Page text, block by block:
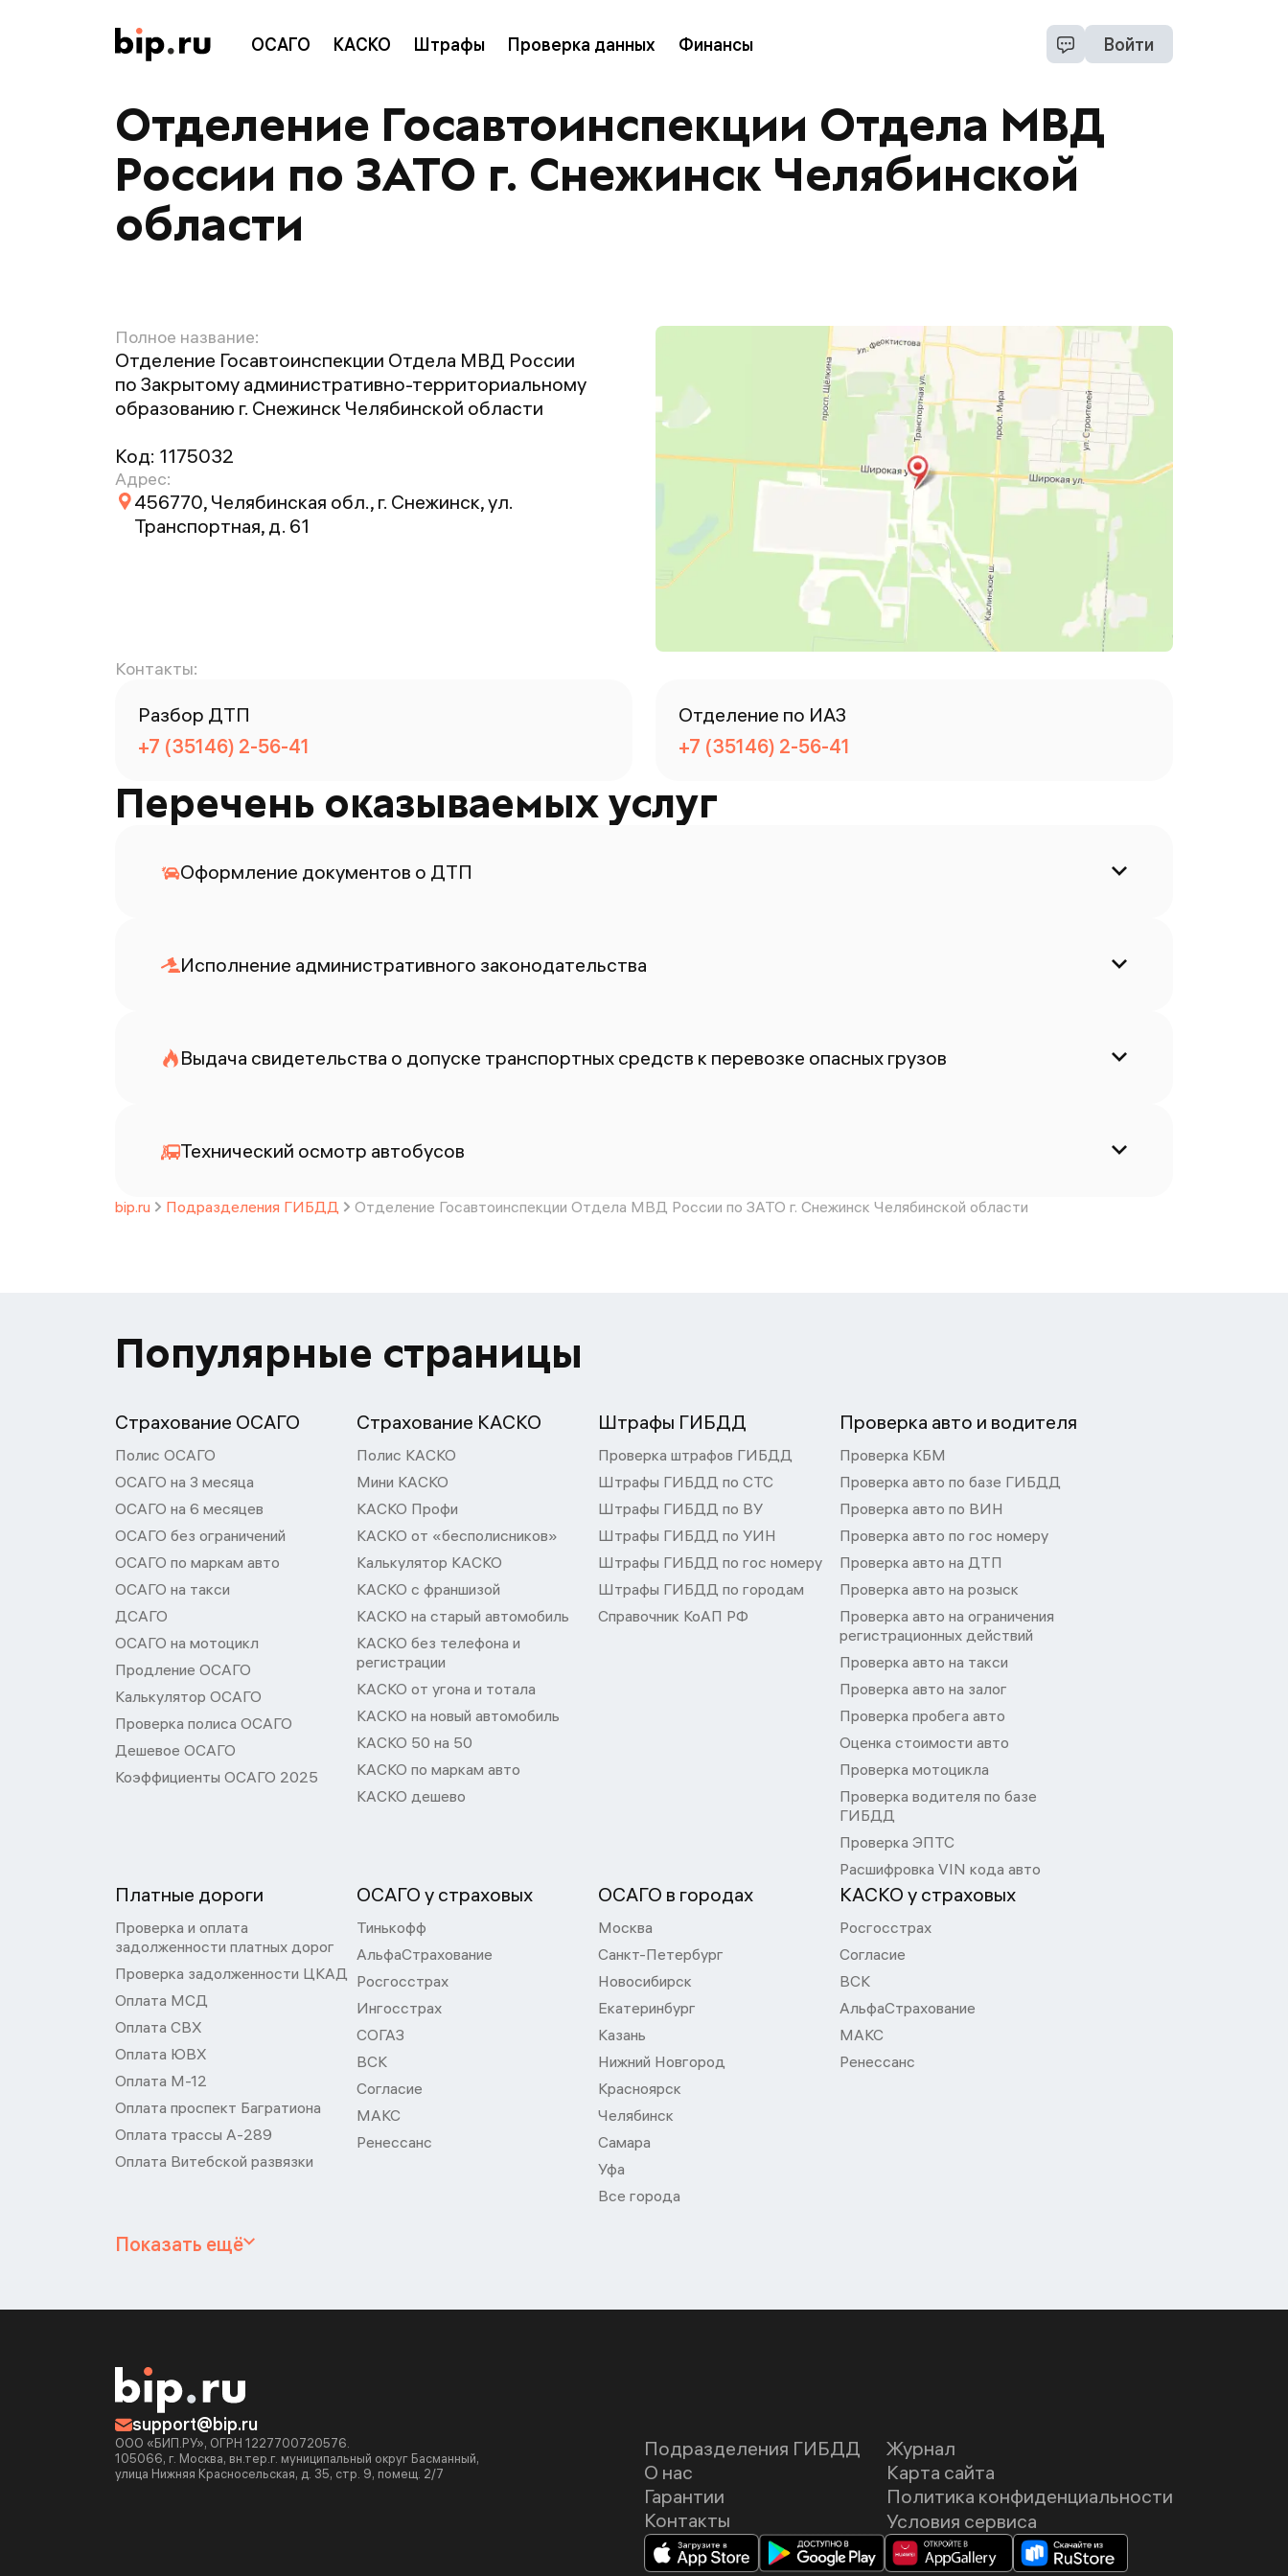
ОСАГО КАСКО Штрафы Проверка данных Финансы Войти
Отделение Госавтоинспекции Отдела МВД
России по ЗАТО г. Снежинск Челябинской
области
Полное название:
Отделение Госавтоинспекции Отдела МВД России
по Закрытому административно-территориальному
образованию г. Снежинск Челябинской области
Код: 1175032
Адрес:
456770, Челябинская обл., г. Снежинск, ул.
Транспортная, д. 61
Контакты:
Разбор ДТП
+7 (35146) 2-56-41
Отделение по ИАЗ
+7 (35146) 2-56-41
Перечень оказываемых услуг
Оформление документов о ДТП
Исполнение административного законодательства
Выдача свидетельства о допуске транспортных средств к перевозке опасных грузов
Технический осмотр автобусов
bip.ru Подразделения ГИБДД Отделение Госавтоинспекции Отдела МВД России по ЗАТО г. Снежинск Челябинской области
Популярные страницы
Страхование ОСАГО
Полис ОСАГО
ОСАГО на 3 месяца
ОСАГО на 6 месяцев
ОСАГО без ограничений
ОСАГО по маркам авто
ОСАГО на такси
ДСАГО
ОСАГО на мотоцикл
Продление ОСАГО
Калькулятор ОСАГО
Проверка полиса ОСАГО
Дешевое ОСАГО
Коэффициенты ОСАГО 2025
Страхование КАСКО
Полис КАСКО
Мини КАСКО
КАСКО Профи
КАСКО от «бесполисников»
Калькулятор КАСКО
КАСКО с франшизой
КАСКО на старый автомобиль
КАСКО без телефона и
регистрации
КАСКО от угона и тотала
КАСКО на новый автомобиль
КАСКО 50 на 50
КАСКО по маркам авто
КАСКО дешево
Штрафы ГИБДД
Проверка штрафов ГИБДД
Штрафы ГИБДД по СТС
Штрафы ГИБДД по ВУ
Штрафы ГИБДД по УИН
Штрафы ГИБДД по гос номеру
Штрафы ГИБДД по городам
Справочник КоАП РФ
Проверка авто и водителя
Проверка КБМ
Проверка авто по базе ГИБДД
Проверка авто по ВИН
Проверка авто по гос номеру
Проверка авто на ДТП
Проверка авто на розыск
Проверка авто на ограничения
регистрационных действий
Проверка авто на такси
Проверка авто на залог
Проверка пробега авто
Оценка стоимости авто
Проверка мотоцикла
Проверка водителя по базе
ГИБДД
Проверка ЭПТС
Расшифровка VIN кода авто
Платные дороги
Проверка и оплата
задолженности платных дорог
Проверка задолженности ЦКАД
Оплата МСД
Оплата СВХ
Оплата ЮВХ
Оплата М-12
Оплата проспект Багратиона
Оплата трассы А-289
Оплата Витебской развязки
ОСАГО у страховых
Тинькофф
АльфаСтрахование
Росгосстрах
Ингосстрах
СОГАЗ
ВСК
Согласие
МАКС
Ренессанс
ОСАГО в городах
Москва
Санкт-Петербург
Новосибирск
Екатеринбург
Казань
Нижний Новгород
Красноярск
Челябинск
Самара
Уфа
Все города
КАСКО у страховых
Росгосстрах
Согласие
ВСК
АльфаСтрахование
МАКС
Ренессанс
Показать ещё
support@bip.ru
ООО «БИП.РУ», ОГРН 1227700720576.
105066, г. Москва, вн.тер.г. муниципальный округ Басманный,
улица Нижняя Красносельская, д. 35, стр. 9, помещ. 2/7
Подразделения ГИБДД
О нас
Гарантии
Контакты
Журнал
Карта сайта
Политика конфиденциальности
Условия сервиса